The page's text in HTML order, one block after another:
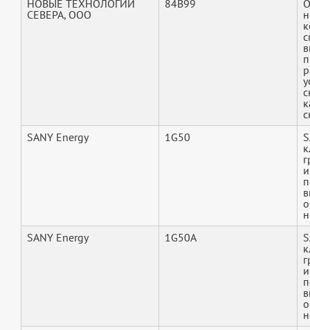
НОВЫЕ ТЕХНОЛОГИИ
СЕВЕРА, ООО
84B99
SANY Energy
1G50
SANY Energy
1G50A